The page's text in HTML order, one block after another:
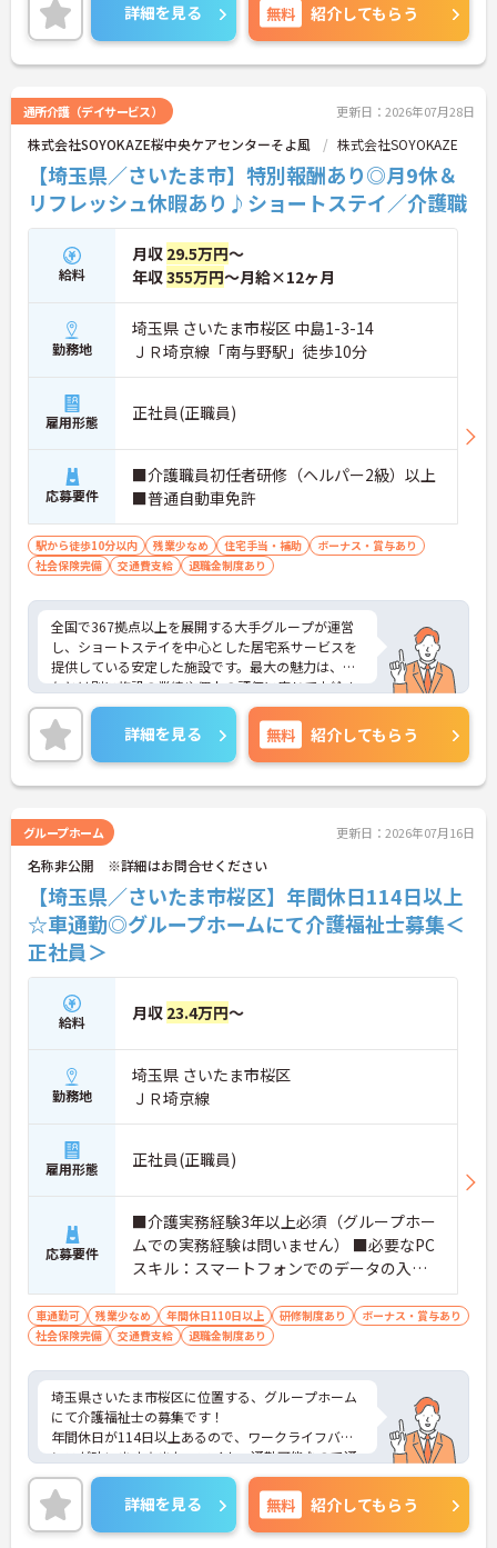
・施設運営への尽力やチームワークは、賞与とは別
の「特別報酬」として目に見える形で還元されま
・残業少なめの環境に加え、年間17日ものリフレッ
切にできます。
えています。入社後はOJT制度による先輩スタッフ
の丁寧な指導や定期的な面談があり、資格取得支援
制度も完備しているため、着実にスキルを磨ける環
境です。待遇面では、月給に加えて年2回の賞与や実
やチームワークが収入に反映されます。また、残業
がほぼなく年間17日のリフレッシュ休暇を利用でき
るほか、定年65歳かつ70歳までの再雇用制度を設け
ているため、ワークライフバランスを保ちながら長
期的にキャリアを築いていけます。自分らしい身だ
しなみで働ける点も魅力の一つであり、安定した基
盤のもとで新たな挑戦が期待できます。
★おすすめPOINT★
【毎朝のミーティングで情報を共有し、スタッフ間
で円滑に連携できる体制です】
・スタッフ全員で毎朝お客様の体調や変化を共有す
る仕組みにより、多職種間でスムーズな連携を図る
ことができます。
しの良い職場環境のため、周囲との信頼関係を深め
ながら業務に取り組めます。
【充実したフォローアップ体制と資格取得支援で、
着実にキャリアを積んでいけます】
・経験や年齢に関係なくOJT制度で先輩スタッフか
ら丁寧な指導を受けられるため、業務の疑問や不安
をその場で解消できます。
・定期的な面談やフォロー研修に加えて各種資格の
高めながら成長を目指せます。
【業績や日々の努力を多角的に評価する「特別報酬
制度」で、収入アップが期待できます】
・賞与とは別に、円滑な施設運営への協力やチーム
ワークなどの貢献度合いを評価して特別報酬を支給
する独自の仕組みがあります。
・一人ひとりの頑張りが目に見える形でしっかりと
還元されるため、高いモチベーションを維持しなが
ら仕事に向き合うことができます。
【残業が少なく豊富な休暇制度を利用して、長期的
に無理のないペースで働けます】
・残業は月平均10時間程度、年間17日間のリフレッ
シュ休暇や産前産後・育児休暇など多様な休暇制度
を利用して私生活を大切にできます。
・65歳の定年後も70歳まで勤務可能な再雇用制度や
退職金制度を設けており、大手グループの安定した
基盤のもとで長く雇用が保証されます。
【身だしなみの自由度が高く、自分らしいスタイル
を尊重しながら活躍できる環境です】
・社員一人ひとりの個性や価値観を大切にする方針
のもと、清潔感と節度を保つことで髪色やネイルな
どが原則自由とされています。
・自分らしさを維持しながら働ける柔軟な社内規定
が整っているため、型にとらわれずストレスの少な
い状態でご活躍いただけます。
詳細を見る 無料 紹介してもらう
通所介護（デイサービス） 更新日：2026年07月28日
株式会社SOYOKAZE桜中央ケアセンターそよ風 株式会社SOYOKAZE
【埼玉県／さいたま市】特別報酬あり◎月9休＆
リフレッシュ休暇あり♪ショートステイ／介護職
給料
月収 29.5万円～
年収355万円～月給×12ヶ月
勤務地
埼玉県 さいたま市桜区 中島1-3-14
ＪＲ埼京線「南与野駅」徒歩10分
雇用形態 正社員(正職員)
応募要件
■介護職員初任者研修（ヘルパー2級）以上
■普通自動車免許
駅から徒歩10分以内 残業少なめ 住宅手当・補助
ボーナス・賞与あり
社会保険完備
交通費支給 退職金制度あり
全国で367拠点以上を展開する大手グループが運営
し、ショートステイを中心とした居宅系サービスを
提供している安定した施設です。最大の魅力は、賞
与とは別に施設の業績や個人の評価に応じて支給さ
れる独自の特別報酬制度です。直近の支給実績では
平均34.1万円となっており、日々の頑張りやチーム
への貢献が直接収入に反映される非常にやりがいの
ある環境が整っています。また、毎朝の情報共有ミ
ーティングを通じてスタッフ同士の連携が強化され
しています。資格取得支援制度を活用して勤務時間
内に研修を受講できるなど教育体制も充実している
ため、介護職からケアマネジャーや管理職への着実
なステップアップが期待できます。定年65歳・再雇
用70歳までの継続雇用制度も完備されており、ご自
身らしさを大切にしながら大手ならではの安定基盤
のもとで末永くご活躍いただけます。
【特別報酬制度で、収入アップが期待できます 】
・施設の業績や個人の評価に応じて賞与とは別に支
給される特別報酬制度があり、日々の頑張りが直接
収入として還元されます。
・業務への取り組みやチームへの貢献度が公正に評
価される仕組みにより、高いモチベーションを維持
して働ける環境です。
【毎朝のミーティングで情報共有を徹底し、職種の
寧に共有することで、チーム全体でスムーズに連携
できる体制が構築されています。
・困った時もすぐに相談してフォローし合える風通
う高い定着率につながっています。
【勤務時間内に受講できる資格取得支援制度によ
り、確実なキャリアアップが目指せます】
・介護職から生活相談員やケアマネジャー、施設長
へと進む多彩なキャリアパスが用意されており、長
期的な目標を持って成長できます。
・資格取得に向けた研修や講習は勤務時間内で受講
できる場合が多く、プライベートの負担を抑えなが
ら着実に専門性を高められます。
【リフレッシュ休暇17日や自由な身だしなみ規定
詳細を見る 無料 紹介してもらう
グループホーム 更新日：2026年07月16日
名称非公開 ※詳細はお問合せください
【埼玉県／さいたま市桜区】年間休日114日以上
☆車通勤◎グループホームにて介護福祉士募集＜
正社員＞
給料 月収 23.4万円～
勤務地
埼玉県 さいたま市桜区
ＪＲ埼京線
雇用形態 正社員(正職員)
応募要件
■介護実務経験3年以上必須（グループホー
ムでの実務経験は問いません） ■必要なPC
スキル：スマートフォンでのデータの入力
が必須
車通勤可 残業少なめ 年間休日110日以上 研修制度あり
ボーナス・賞与あり
社会保険完備
交通費支給 退職金制度あり
埼玉県さいたま市桜区に位置する、グループホーム
にて介護福祉士の募集です！
年間休日が114日以上あるので、ワークライフバラ
ンスが叶います☆また、マイカー通勤可能なので通
勤らくらくです◎
ご興味のある方には、面接対策ポイントなど、さら
に詳細をお話しいたしますのでお気軽にご相談くだ
さい！
詳細を見る 無料 紹介してもらう